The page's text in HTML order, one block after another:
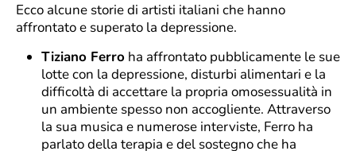
Ecco alcune storie di artisti italiani che hanno
affrontato e superato la depressione.
Tiziano Ferro ha affrontato pubblicamente le sue
lotte con la depressione, disturbi alimentari e la
difficoltà di accettare la propria omosessualità in
un ambiente spesso non accogliente. Attraverso
la sua musica e numerose interviste, Ferro ha
parlato della terapia e del sostegno che ha